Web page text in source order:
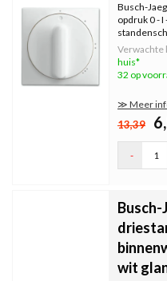
Busch-
opdruk 0 - I
Exclusief
SI, kleur:
Verwachte
huis*
32 op
≫ Meer
13,39
-
Busch-
wit